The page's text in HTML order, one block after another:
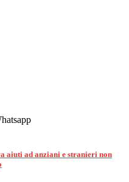
aiuti ad anziani e stranieri non